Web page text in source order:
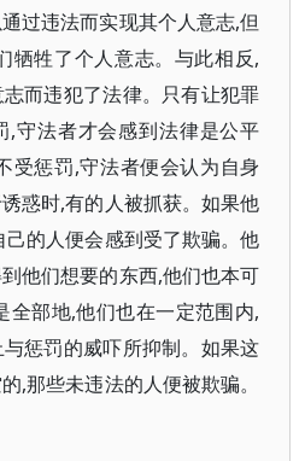
过违法而实现其个人意志,但
牺牲了个人意志。与此相反,
而违犯了法律。只有让犯罪
,守法者才会感到法律是公平
受惩罚,守法者便会认为自身
惑时,有的人被抓获。如果他
的人便会感到受了欺骗。他
他们想要的东西,他们也本可
全部地,他们也在一定范围内,
惩罚的威吓所抑制。如果这
,那些未违法的人便被欺骗。